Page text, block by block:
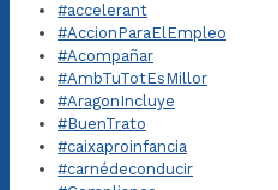
#accelerant
#AccionParaElEmpleo
#Acompañar
#AmbTuTotEsMillor
#AragonIncluye
#BuenTrato
#caixaproinfancia
#carnédeconducir